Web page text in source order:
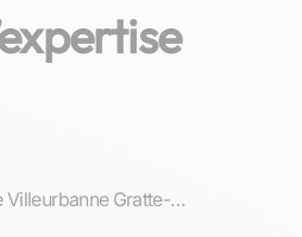
IUT Lyon 1 (site de Villeurbanne Gratte-ciel)